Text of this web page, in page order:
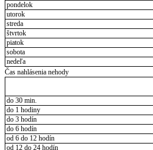
pondelok
utorok
streda
štvrtok
piatok
sobota
nedeľa
Čas nahlásenia nehody
do 30 min.
do 1 hodiny
do 3 hodín
do 6 hodín
od 6 do 12 hodín
od 12 do 24 hodín